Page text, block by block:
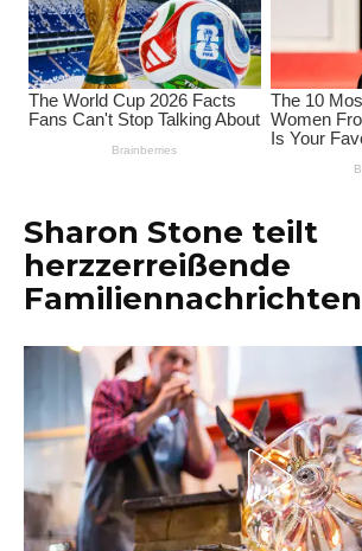
Sharon Stone teilt
herzzerreißende
Familiennachrichten